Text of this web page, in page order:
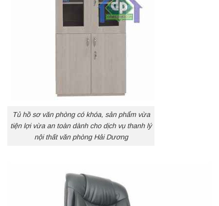
Tủ hồ sơ văn phòng có khóa, sản phẩm vừa
tiện lợi vừa an toàn dành cho dịch vụ thanh lý
nội thất văn phòng Hải Dương